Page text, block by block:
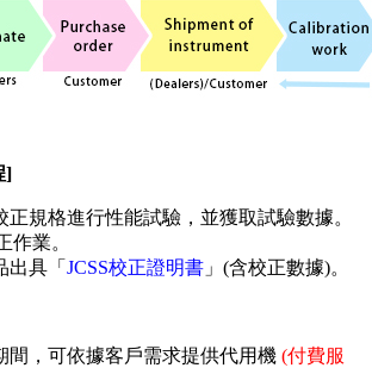
]
正規格進行性能試驗，並獲取試驗數據。
作業。
出具「 JCSS校正證明書 」(含校正數據)。
間，可依據客戶需求提供代用機 (付費服